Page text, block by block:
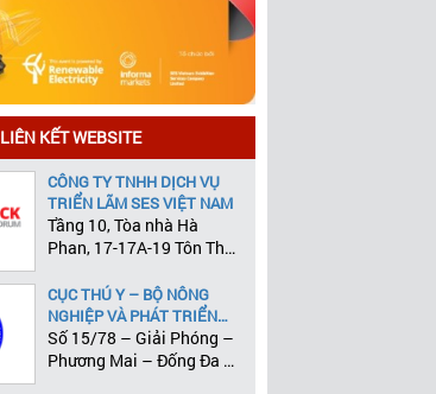
LIÊN KẾT WEBSITE
CÔNG TY TNHH DỊCH VỤ
TRIỂN LÃM SES VIỆT NAM
Tầng 10, Tòa nhà Hà
Phan, 17-17A-19 Tôn Thất
Lão, Quận 1, Tp.HCM
CỤC THÚ Y – BỘ NÔNG
NGHIỆP VÀ PHÁT TRIỂN
NÔNG THÔN
Số 15/78 – Giải Phóng –
Phương Mai – Đống Đa –